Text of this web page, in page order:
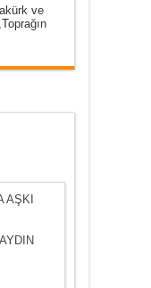
ve
AŞKI